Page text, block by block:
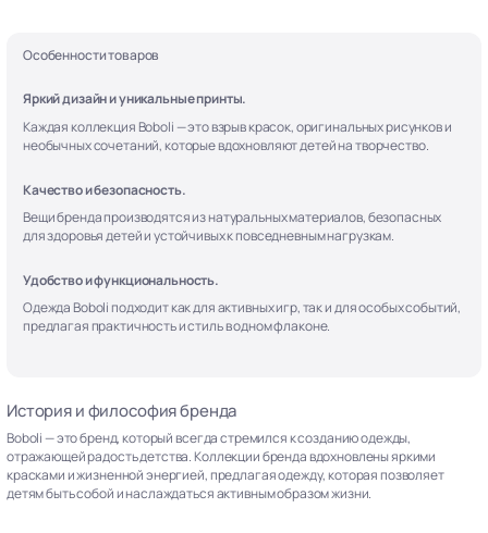
Особенности товаров
Яркий дизайн и уникальные принты.
Каждая коллекция Boboli — это взрыв красок, оригинальных рисунков и
необычных сочетаний, которые вдохновляют детей на творчество.
Качество и безопасность.
Вещи бренда производятся из натуральных материалов, безопасных
для здоровья детей и устойчивых к повседневным нагрузкам.
Удобство и функциональность.
Одежда Boboli подходит как для активных игр, так и для особых событий,
предлагая практичность и стиль в одном флаконе.
История и философия бренда
Boboli — это бренд, который всегда стремился к созданию одежды,
отражающей радость детства. Коллекции бренда вдохновлены яркими
красками и жизненной энергией, предлагая одежду, которая позволяет
детям быть собой и наслаждаться активным образом жизни.